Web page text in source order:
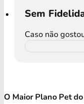
Sem
Caso não
O Maior Plano Pet